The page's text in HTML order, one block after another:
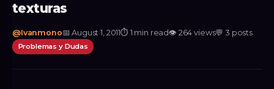
texturas
@Ivanmono📅August 1, 2011⏱ 1 min read👁 264 views💬3 posts
Problemas y Dudas